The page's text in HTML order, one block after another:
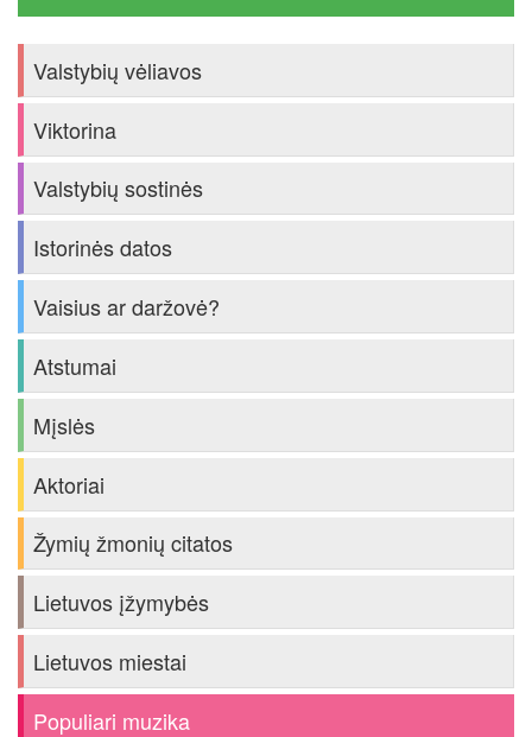
Valstybių vėliavos
Viktorina
Valstybių sostinės
Istorinės datos
Vaisius ar daržovė?
Atstumai
Mįslės
Aktoriai
Žymių žmonių citatos
Lietuvos įžymybės
Lietuvos miestai
Populiari muzika